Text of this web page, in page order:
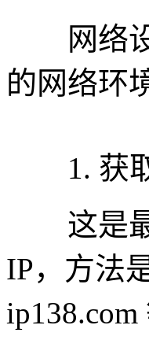
网络设
的网络环
1. 获取
这是最
IP，方法